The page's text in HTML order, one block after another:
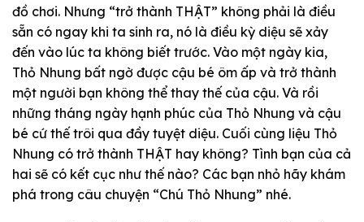
đồ chơi. Nhưng “trở thành THẬT” không phải là điều
sẵn có ngay khi ta sinh ra, nó là điều kỳ diệu sẽ xảy
đến vào lúc ta không biết trước. Vào một ngày kia,
Thỏ Nhung bất ngờ được cậu bé ôm ấp và trở thành
một người bạn không thể thay thế của cậu. Và rồi
những tháng ngày hạnh phúc của Thỏ Nhung và cậu
bé cứ thế trôi qua đầy tuyệt diệu. Cuối cùng liệu Thỏ
Nhung có trở thành THẬT hay không? Tình bạn của cả
hai sẽ có kết cục như thế nào? Các bạn nhỏ hãy khám
phá trong câu chuyện “Chú Thỏ Nhung” nhé.